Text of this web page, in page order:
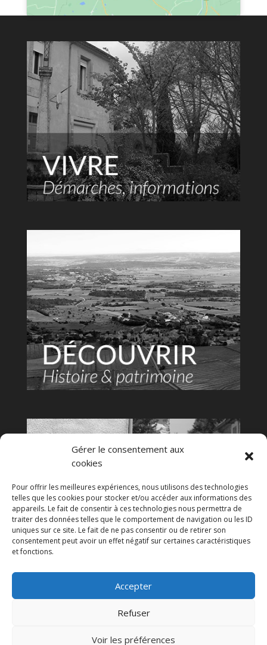
Gérer le consentement aux
cookies
Pour offrir les meilleures expériences, nous utilisons des technologies
telles que les cookies pour stocker et/ou accéder aux informations des
appareils. Le fait de consentir à ces technologies nous permettra de
traiter des données telles que le comportement de navigation ou les ID
uniques sur ce site. Le fait de ne pas consentir ou de retirer son
consentement peut avoir un effet négatif sur certaines caractéristiques
et fonctions.
Accepter
Refuser
Voir les préférences